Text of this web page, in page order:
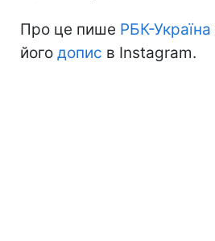
Про це пише РБК-Україна
його допис в Instagram.